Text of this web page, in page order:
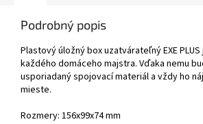
Podrobný popis
Plastový úložný box uzatvárateľný EXE
každého domáceho majstra. Vďaka nemu
usporiadaný spojovací materiál a vždy ho
mieste.
Rozmery: 156x99x74 mm